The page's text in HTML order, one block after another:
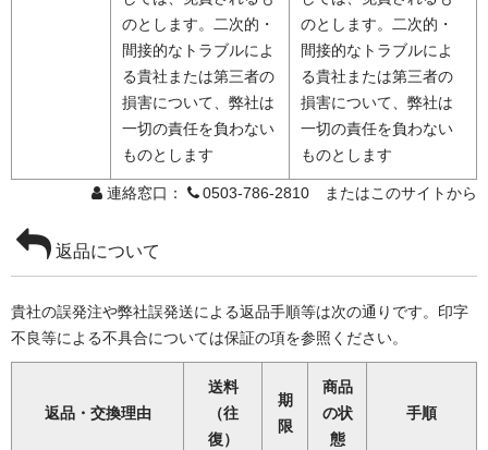
のとします。二次的・
間接的なトラブルによ
る貴社または第三者の
損害について、弊社は
一切の責任を負わない
ものとします
のとします。二次的・
間接的なトラブルによ
る貴社または第三者の
損害について、弊社は
一切の責任を負わない
ものとします
連絡窓口： 0503-786-2810 またはこのサイトから
返品について
貴社の誤発注や弊社誤発送による返品手順等は次の通りです。印字
不良等による不具合については保証の項を参照ください。
返品・交換理由
送料
（往
復）
期
限
商品
の状
態
手順